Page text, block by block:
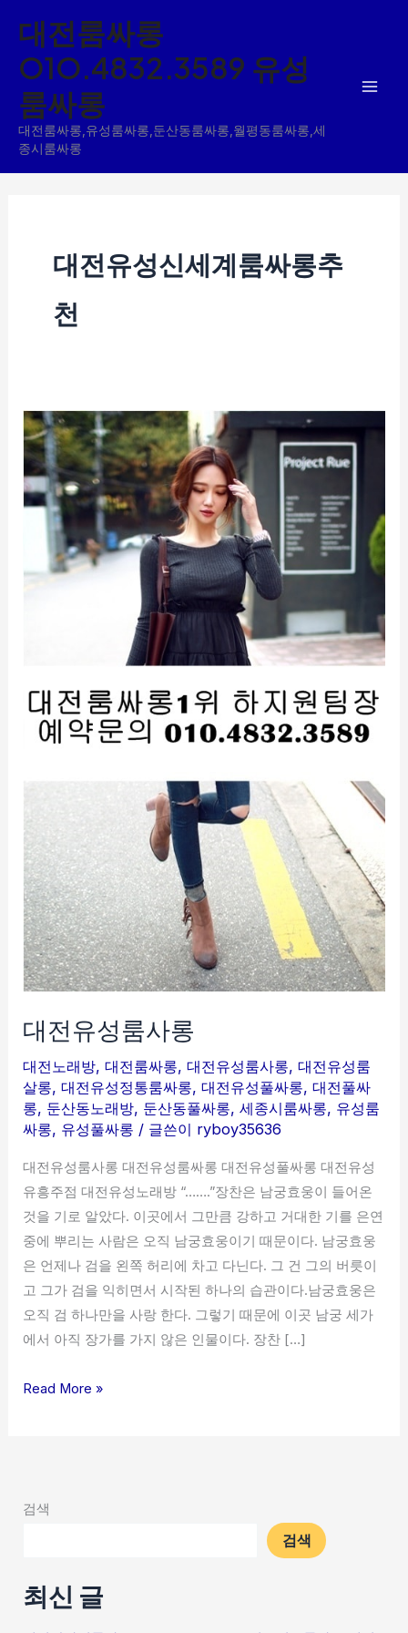
뛰
대전룸싸롱
O1O.4832.3589 유성
룸싸롱
대전룸싸롱,유성룸싸롱,둔산동룸싸롱,월평동룸싸롱,세
종시룸싸롱
대전유성신세계룸싸롱추
천
대전유성룸사롱
대전노래방,대전룸싸롱,대전유성룸사롱,대전유성룸
살롱,대전유성정통룸싸롱,대전유성풀싸롱,대전풀싸
롱, 둔산동노래방, 둔산동풀싸롱,세종시룸싸롱, 유성룸
싸롱, 유성풀싸롱 / 글쓴이 ryboy35636
대전유성룸사롱 대전유성룸싸롱 대전유성풀싸롱 대전유성
유흥주점 대전유성노래방 “…….”장찬은 남궁효웅이 들어온
것을 기로 알았다. 이곳에서 그만큼 강하고 거대한 기를 은연
중에 뿌리는 사람은 오직 남궁효웅이기 때문이다. 남궁효웅
은 언제나 검을 왼쪽 허리에 차고 다닌다. 그 건 그의 버릇이
고 그가 검을 익히면서 시작된 하나의 습관이다.남궁효웅은
오직 검 하나만을 사랑 한다. 그렇기 때문에 이곳 남궁 세가
에서 아직 장가를 가지 않은 인물이다. 장찬 […]
대
전
유
성
롱
Read More »
검색
검색
최신 글